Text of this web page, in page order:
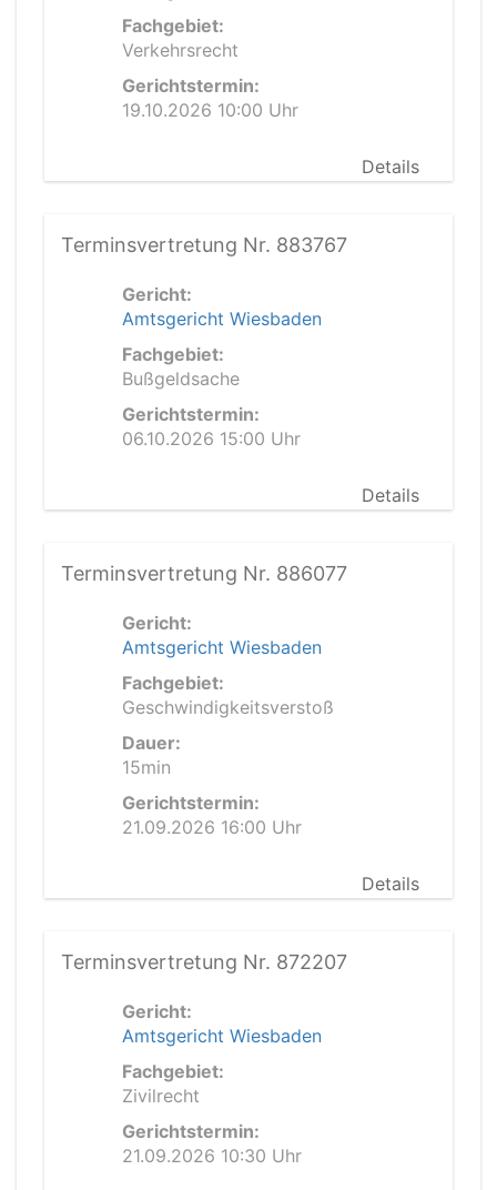
Fachgebiet:
Verkehrsrecht
Gerichtstermin:
19.10.2026 10:00 Uhr
Details
Terminsvertretung Nr. 883767
Gericht:
Amtsgericht Wiesbaden
Fachgebiet:
Bußgeldsache
Gerichtstermin:
06.10.2026 15:00 Uhr
Details
Terminsvertretung Nr. 886077
Gericht:
Amtsgericht Wiesbaden
Fachgebiet:
Geschwindigkeitsverstoß
Dauer:
15min
Gerichtstermin:
21.09.2026 16:00 Uhr
Details
Terminsvertretung Nr. 872207
Gericht:
Amtsgericht Wiesbaden
Fachgebiet:
Zivilrecht
Gerichtstermin:
21.09.2026 10:30 Uhr